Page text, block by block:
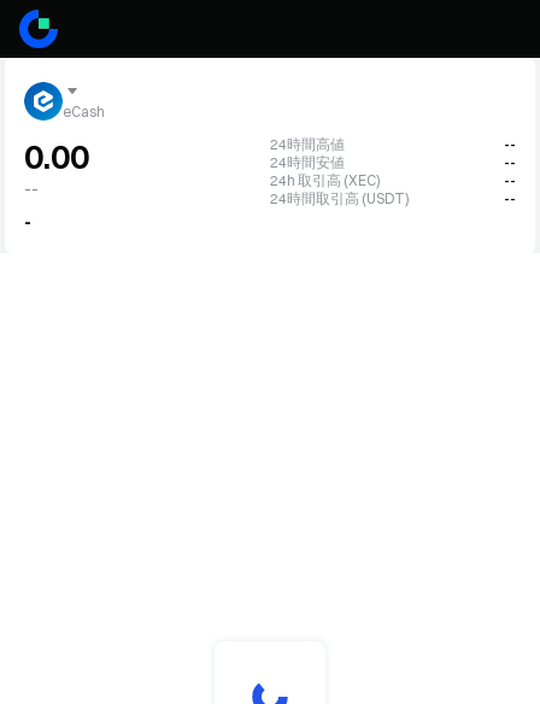
eCash
0.00
--
-
24時間高値
--
24時間安値
--
24h 取引高 (XEC)
--
24時間取引高 (USDT)
--